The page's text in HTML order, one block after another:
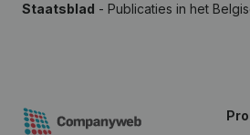
Staatsblad - Publicaties in het